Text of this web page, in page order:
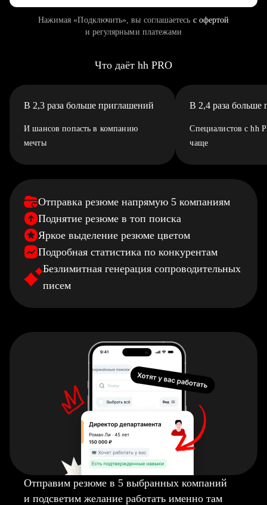
Нажимая «Подключить», вы соглашаетесь с офертой
и регулярными платежами
Что даёт hh PRO
В 2,3 раза больше приглашений
И шансов попасть в компанию
мечты
В 2,4 раза больше
Специалистов с hh
чаще
Отправка резюме напрямую 5 компаниям
Поднятие резюме в топ поиска
Яркое выделение резюме цветом
Подробная статистика по конкурентам
Безлимитная генерация сопроводительных
писем
Отправим резюме в 5 выбранных компаний
и подсветим желание работать именно там